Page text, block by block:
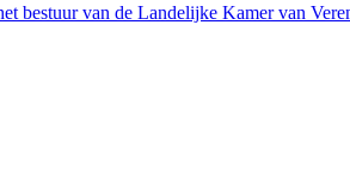
bestuur van de Landelijke Kamer van